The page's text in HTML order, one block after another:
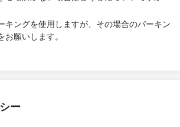
キングを使用しますが、その場合のパーキン
願いします。
ー